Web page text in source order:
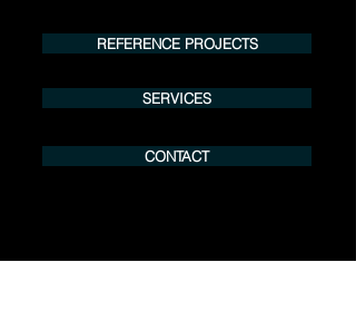
REFERENCE PROJECTS
SERVICES
CONTACT